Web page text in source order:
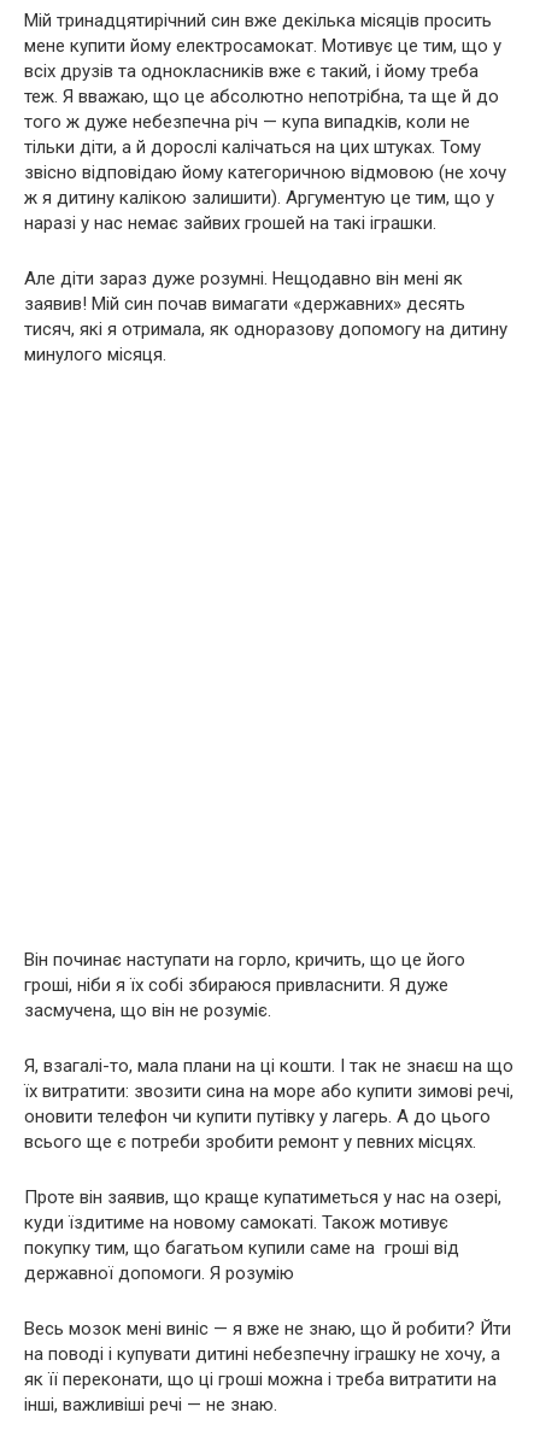
Мій тринадцятирічний син вже декілька місяців просить
мене купити йому електросамокат. Мотивує це тим, що у
всіх друзів та однокласників вже є такий, і йому треба
теж. Я вважаю, що це абсолютно непотрібна, та ще й до
того ж дуже небезпечна річ — купа випадків, коли не
тільки діти, а й дорослі калічаться на цих штуках. Тому
звісно відповідаю йому категоричною відмовою (не хочу
ж я дитину калікою залишити). Аргументую це тим, що у
наразі у нас немає зайвих грошей на такі іграшки.
Але діти зараз дуже розумні. Нещодавно він мені як
заявив! Мій син почав вимагати «державних» десять
тисяч, які я отримала, як одноразову допомогу на дитину
минулого місяця.
Він починає наступати на горло, кричить, що це його
гроші, ніби я їх собі збираюся привласнити. Я дуже
засмучена, що він не розуміє.
Я, взагалі-то, мала плани на ці кошти. І так не знаєш на що
їх витратити: звозити сина на море або купити зимові речі,
оновити телефон чи купити путівку у лагерь. А до цього
всього ще є потреби зробити ремонт у певних місцях.
Проте він заявив, що краще купатиметься у нас на озері,
куди їздитиме на новому самокаті. Також мотивує
покупку тим, що багатьом купили саме на гроші від
державної допомоги. Я розумію
Весь мозок мені виніс — я вже не знаю, що й робити? Йти
на поводі і купувати дитині небезпечну іграшку не хочу, а
як її переконати, що ці гроші можна і треба витратити на
інші, важливіші речі — не знаю.